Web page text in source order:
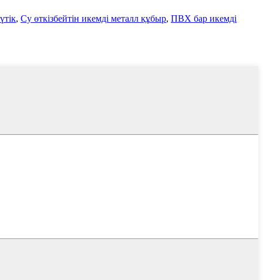
, Су өткізбейтін икемді металл құбыр, ПВХ бар икемді